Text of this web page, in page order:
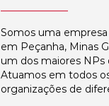
Somos uma
em Peçanha, Minas
um dos maiores
Atuamos em todos
organizações de